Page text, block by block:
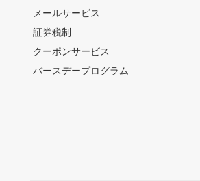
メールサービス
証券税制
クーポンサービス
バースデープログラム